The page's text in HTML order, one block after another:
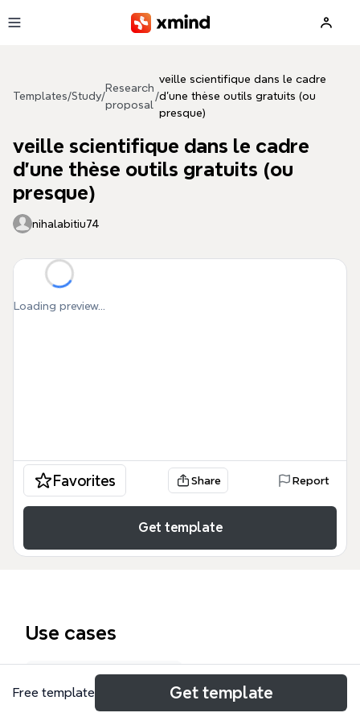
Templates/Study/
Research
proposal
/
veille scientifique dans le cadre
d'une thèse outils gratuits (ou
presque)
veille scientifique dans le cadre
d'une thèse outils gratuits (ou
presque)
nihalabitiu74
Loading preview...
Favorites Share Report
Get template
Use cases
Research proposal
Free template Get template